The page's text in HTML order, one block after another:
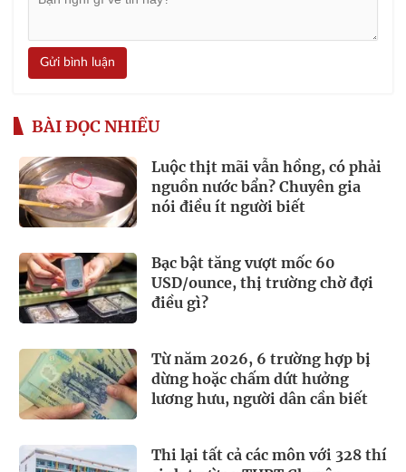
Gửi bình luận
BÀI ĐỌC NHIỀU
Luộc thịt mãi vẫn hồng, có phải
nguồn nước bẩn? Chuyên gia
nói điều ít người biết
Bạc bật tăng vượt mốc 60
USD/ounce, thị trường chờ đợi
điều gì?
Từ năm 2026, 6 trường hợp bị
dừng hoặc chấm dứt hưởng
lương hưu, người dân cần biết
Thi lại tất cả các môn với 328 thí